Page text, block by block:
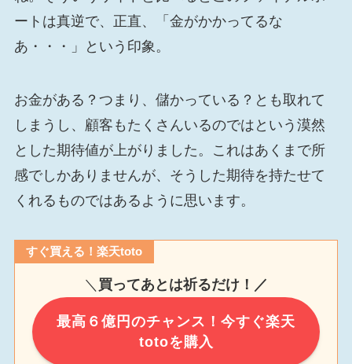
ートは真逆で、正直、「金がかかってるな
あ・・・」という印象。
お金がある？つまり、儲かっている？とも取れて
しまうし、顧客もたくさんいるのではという漠然
とした期待値が上がりました。これはあくまで所
感でしかありませんが、そうした期待を持たせて
くれるものではあるように思います。
すぐ買える！楽天toto
＼ 買ってあとは祈るだけ！／
最高６億円のチャンス！今すぐ楽天
totoを購入